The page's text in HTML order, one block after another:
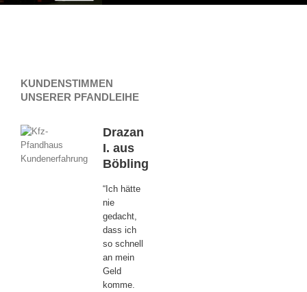
KUNDENSTIMMEN
UNSERER PFANDLEIHE
Drazan
I. aus
Böblingen
“Ich hätte
nie
gedacht,
dass ich
so schnell
an mein
Geld
komme.